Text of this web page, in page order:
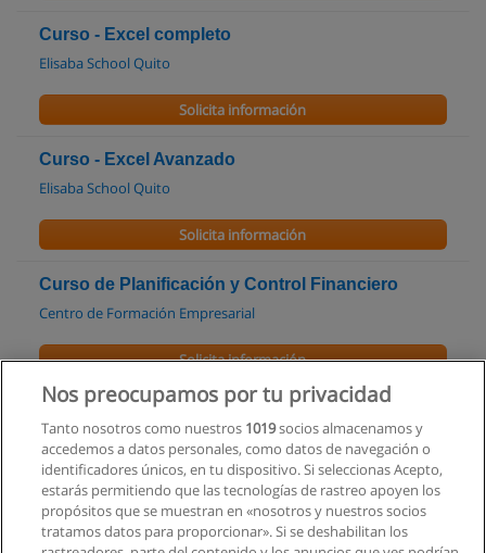
Curso - Excel completo
Elisaba School Quito
Solicita información
Curso - Excel Avanzado
Elisaba School Quito
Solicita información
Curso de Planificación y Control Financiero
Centro de Formación Empresarial
Solicita información
Curso de Identificación de dólares falsos
Centro de Formación Empresarial
Solicita información
Curso de Certificación Analista Financiero
Nos preocupamos por tu privacidad
Tanto nosotros como nuestros 1019socios almacenamos y
accedemos a datos personales, como datos de navegación o
identificadores únicos, en tu dispositivo. Si seleccionas Acepto,
estarás permitiendo que las tecnologías de rastreo apoyen los
propósitos que se muestran en «nosotros y nuestros socios
tratamos datos para proporcionar». Si se deshabilitan los